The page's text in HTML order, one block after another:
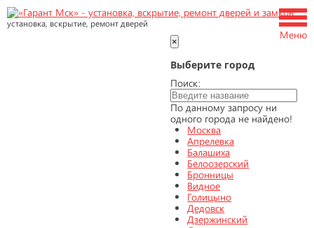
установка, вскрытие, ремонт дверей
×
Выберите город
Поиск:
По данному запросу ни
одного города не найдено!
Москва
Апрелевка
Балашиха
Белоозерский
Бронницы
Видное
Голицыно
Дедовск
Дзержинский
Меню